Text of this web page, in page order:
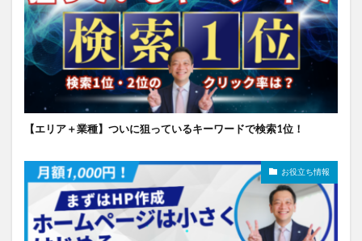
【エリア＋業種】ついに狙っているキーワードで検索1位！
お役立ち情報